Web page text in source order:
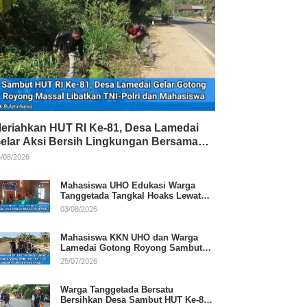
HUT RI Ke-81, Desa Lamedai
Aksi Bersih Lingkungan Bersama
Polri
08/2026
Mahasiswa UHO Edukasi Warga
Tanggetada Tangkal Hoaks Lewat
Program Literasi
03/08/2026
Mahasiswa KKN UHO dan Warga
Lamedai Gotong Royong Sambut
HUT Ke-81 RI
25/07/2026
Warga Tanggetada Bersatu
Bersihkan Desa Sambut HUT Ke-81